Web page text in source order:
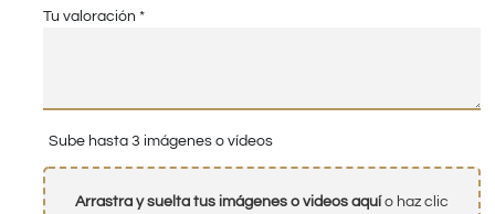
Tu valoración *
Sube hasta 3 imágenes o vídeos
Arrastra y suelta tus imágenes o videos aquío haz clic